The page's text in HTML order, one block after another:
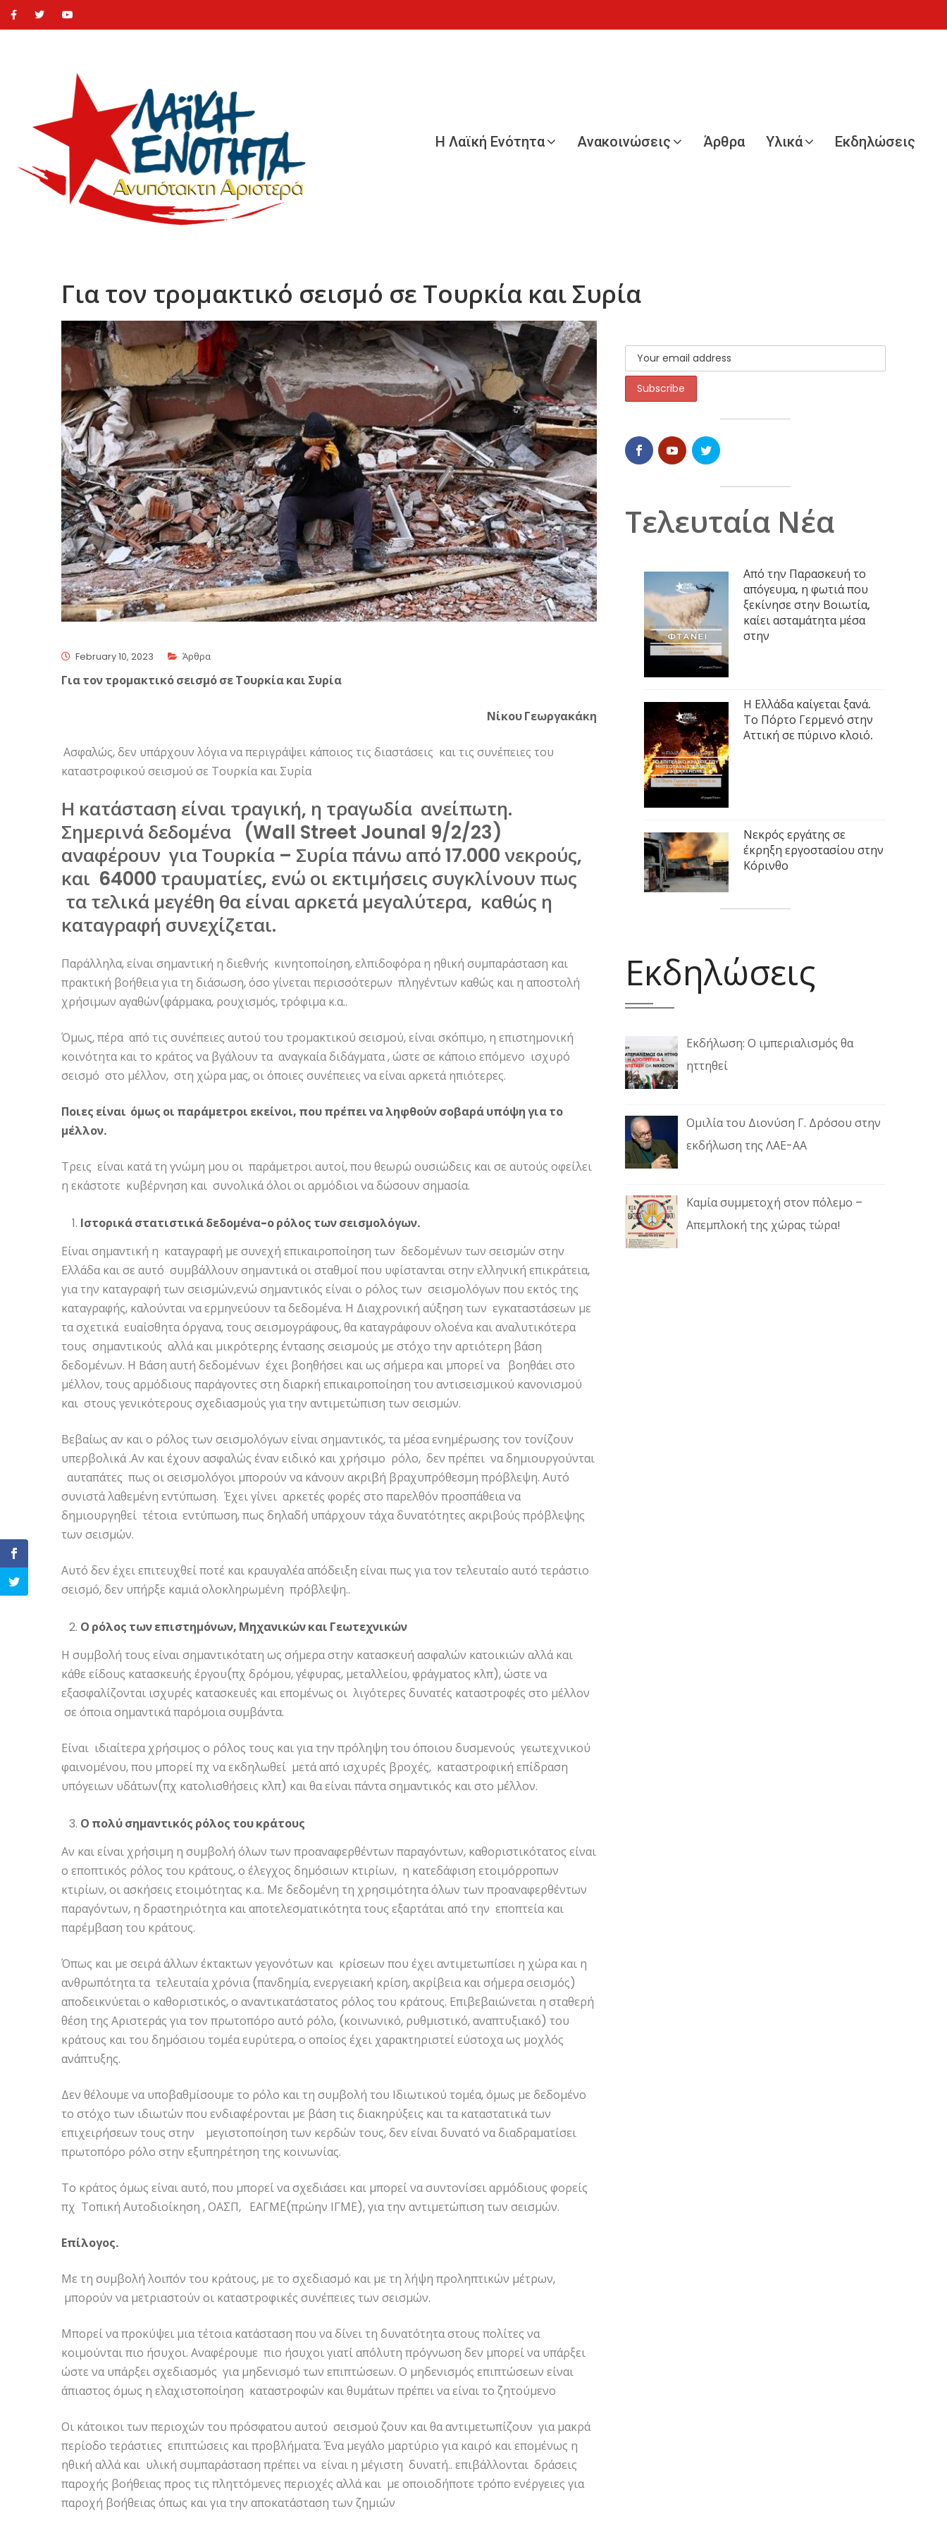
Η Λαϊκή Ενότητα Ανακοινώσεις Άρθρα Υλικά Εκδηλώσεις
Για τον τρομακτικό σεισμό σε Τουρκία και Συρία
February 10, 2023 Άρθρα
Για τον τρομακτικό σεισμό σε Τουρκία και Συρία
Νίκου Γεωργακάκη
Ασφαλώς, δεν υπάρχουν λόγια να περιγράψει κάποιος τις διαστάσεις και τις συνέπειες του
καταστροφικού σεισμού σε Τουρκία και Συρία
Η κατάσταση είναι τραγική, η τραγωδία ανείπωτη.
Σημερινά δεδομένα (Wall Street Jounal 9/2/23)
αναφέρουν για Τουρκία – Συρία πάνω από 17.000 νεκρούς,
και 64000 τραυματίες, ενώ οι εκτιμήσεις συγκλίνουν πως
τα τελικά μεγέθη θα είναι αρκετά μεγαλύτερα, καθώς η
καταγραφή συνεχίζεται.
Παράλληλα, είναι σημαντική η διεθνής κινητοποίηση, ελπιδοφόρα η ηθική συμπαράσταση και
πρακτική βοήθεια για τη διάσωση, όσο γίνεται περισσότερων πληγέντων καθώς και η αποστολή
χρήσιμων αγαθών(φάρμακα, ρουχισμός, τρόφιμα κ.α..
Όμως, πέρα από τις συνέπειες αυτού του τρομακτικού σεισμού, είναι σκόπιμο, η επιστημονική
κοινότητα και το κράτος να βγάλουν τα αναγκαία διδάγματα , ώστε σε κάποιο επόμενο ισχυρό
σεισμό στο μέλλον, στη χώρα μας, οι όποιες συνέπειες να είναι αρκετά ηπιότερες.
Ποιες είναι όμως οι παράμετροι εκείνοι, που πρέπει να ληφθούν σοβαρά υπόψη για το
μέλλον.
Τρεις είναι κατά τη γνώμη μου οι παράμετροι αυτοί, που θεωρώ ουσιώδεις και σε αυτούς οφείλει
η εκάστοτε κυβέρνηση και συνολικά όλοι οι αρμόδιοι να δώσουν σημασία.
Ιστορικά στατιστικά δεδομένα-ο ρόλος των σεισμολόγων.
Είναι σημαντική η καταγραφή με συνεχή επικαιροποίηση των δεδομένων των σεισμών στην
Ελλάδα και σε αυτό συμβάλλουν σημαντικά οι σταθμοί που υφίστανται στην ελληνική επικράτεια,
για την καταγραφή των σεισμών,ενώ σημαντικός είναι ο ρόλος των σεισμολόγων που εκτός της
καταγραφής, καλούνται να ερμηνεύουν τα δεδομένα. Η Διαχρονική αύξηση των εγκαταστάσεων με
τα σχετικά ευαίσθητα όργανα, τους σεισμογράφους, θα καταγράφουν ολοένα και αναλυτικότερα
τους σημαντικούς αλλά και μικρότερης έντασης σεισμούς με στόχο την αρτιότερη βάση
δεδομένων. Η Βάση αυτή δεδομένων έχει βοηθήσει και ως σήμερα και μπορεί να βοηθάει στο
μέλλον, τους αρμόδιους παράγοντες στη διαρκή επικαιροποίηση του αντισεισμικού κανονισμού
και στους γενικότερους σχεδιασμούς για την αντιμετώπιση των σεισμών.
Βεβαίως αν και ο ρόλος των σεισμολόγων είναι σημαντικός, τα μέσα ενημέρωσης τον τονίζουν
υπερβολικά .Αν και έχουν ασφαλώς έναν ειδικό και χρήσιμο ρόλο, δεν πρέπει να δημιουργούνται
αυταπάτες πως οι σεισμολόγοι μπορούν να κάνουν ακριβή βραχυπρόθεσμη πρόβλεψη. Αυτό
συνιστά λαθεμένη εντύπωση. Έχει γίνει αρκετές φορές στο παρελθόν προσπάθεια να
δημιουργηθεί τέτοια εντύπωση, πως δηλαδή υπάρχουν τάχα δυνατότητες ακριβούς πρόβλεψης
των σεισμών.
Αυτό δεν έχει επιτευχθεί ποτέ και κραυγαλέα απόδειξη είναι πως για τον τελευταίο αυτό τεράστιο
σεισμό, δεν υπήρξε καμιά ολοκληρωμένη πρόβλεψη..
Ο ρόλος των επιστημόνων, Μηχανικών και Γεωτεχνικών
Η συμβολή τους είναι σημαντικότατη ως σήμερα στην κατασκευή ασφαλών κατοικιών αλλά και
κάθε είδους κατασκευής έργου(πχ δρόμου, γέφυρας, μεταλλείου, φράγματος κλπ), ώστε να
εξασφαλίζονται ισχυρές κατασκευές και επομένως οι λιγότερες δυνατές καταστροφές στο μέλλον
σε όποια σημαντικά παρόμοια συμβάντα.
Είναι ιδιαίτερα χρήσιμος ο ρόλος τους και για την πρόληψη του όποιου δυσμενούς γεωτεχνικού
φαινομένου, που μπορεί πχ να εκδηλωθεί μετά από ισχυρές βροχές, καταστροφική επίδραση
υπόγειων υδάτων(πχ κατολισθήσεις κλπ) και θα είναι πάντα σημαντικός και στο μέλλον.
Ο πολύ σημαντικός ρόλος του κράτους
Αν και είναι χρήσιμη η συμβολή όλων των προαναφερθέντων παραγόντων, καθοριστικότατος είναι
ο εποπτικός ρόλος του κράτους, ο έλεγχος δημόσιων κτιρίων, η κατεδάφιση ετοιμόρροπων
κτιρίων, οι ασκήσεις ετοιμότητας κ.α.. Με δεδομένη τη χρησιμότητα όλων των προαναφερθέντων
παραγόντων, η δραστηριότητα και αποτελεσματικότητα τους εξαρτάται από την εποπτεία και
παρέμβαση του κράτους.
Όπως και με σειρά άλλων έκτακτων γεγονότων και κρίσεων που έχει αντιμετωπίσει η χώρα και η
ανθρωπότητα τα τελευταία χρόνια (πανδημία, ενεργειακή κρίση, ακρίβεια και σήμερα σεισμός)
αποδεικνύεται ο καθοριστικός, ο αναντικατάστατος ρόλος του κράτους. Επιβεβαιώνεται η σταθερή
θέση της Αριστεράς για τον πρωτοπόρο αυτό ρόλο, (κοινωνικό, ρυθμιστικό, αναπτυξιακό) του
κράτους και του δημόσιου τομέα ευρύτερα, ο οποίος έχει χαρακτηριστεί εύστοχα ως μοχλός
ανάπτυξης.
Δεν θέλουμε να υποβαθμίσουμε το ρόλο και τη συμβολή του Ιδιωτικού τομέα, όμως με δεδομένο
το στόχο των ιδιωτών που ενδιαφέρονται με βάση τις διακηρύξεις και τα καταστατικά των
επιχειρήσεων τους στην μεγιστοποίηση των κερδών τους, δεν είναι δυνατό να διαδραματίσει
πρωτοπόρο ρόλο στην εξυπηρέτηση της κοινωνίας.
Το κράτος όμως είναι αυτό, που μπορεί να σχεδιάσει και μπορεί να συντονίσει αρμόδιους φορείς
πχ Τοπική Αυτοδιοίκηση , ΟΑΣΠ, ΕΑΓΜΕ(πρώην ΙΓΜΕ), για την αντιμετώπιση των σεισμών.
Επίλογος.
Με τη συμβολή λοιπόν του κράτους, με το σχεδιασμό και με τη λήψη προληπτικών μέτρων,
μπορούν να μετριαστούν οι καταστροφικές συνέπειες των σεισμών.
Μπορεί να προκύψει μια τέτοια κατάσταση που να δίνει τη δυνατότητα στους πολίτες να
κοιμούνται πιο ήσυχοι. Αναφέρουμε πιο ήσυχοι γιατί απόλυτη πρόγνωση δεν μπορεί να υπάρξει
ώστε να υπάρξει σχεδιασμός για μηδενισμό των επιπτώσεων. Ο μηδενισμός επιπτώσεων είναι
άπιαστος όμως η ελαχιστοποίηση καταστροφών και θυμάτων πρέπει να είναι το ζητούμενο
Οι κάτοικοι των περιοχών του πρόσφατου αυτού σεισμού ζουν και θα αντιμετωπίζουν για μακρά
περίοδο τεράστιες επιπτώσεις και προβλήματα. Ένα μεγάλο μαρτύριο για καιρό και επομένως η
ηθική αλλά και υλική συμπαράσταση πρέπει να είναι η μέγιστη δυνατή.. επιβάλλονται δράσεις
παροχής βοήθειας προς τις πληττόμενες περιοχές αλλά και με οποιοδήποτε τρόπο ενέργειες για
παροχή βοήθειας όπως και για την αποκατάσταση των ζημιών
Τελευταία Νέα
Από την Παρασκευή το
απόγευμα, η φωτιά που
ξεκίνησε στην Βοιωτία,
καίει ασταμάτητα μέσα
στην
Η Ελλάδα καίγεται ξανά.
Το Πόρτο Γερμενό στην
Αττική σε πύρινο κλοιό.
Νεκρός εργάτης σε
έκρηξη εργοστασίου στην
Κόρινθο
Εκδηλώσεις
Εκδήλωση: Ο ιμπεριαλισμός θα
ηττηθεί
Ομιλία του Διονύση Γ. Δρόσου στην
εκδήλωση της ΛΑΕ-ΑΑ
Καμία συμμετοχή στον πόλεμο –
Απεμπλοκή της χώρας τώρα!